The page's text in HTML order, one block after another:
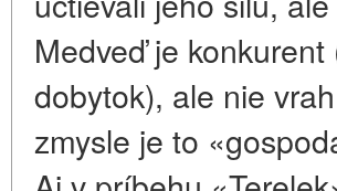
Medveď je
dobytok), ale nie
zmysle je to